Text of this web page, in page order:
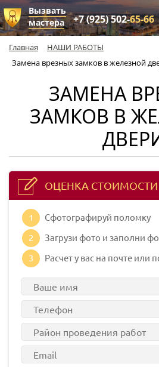
Вызвать
мастера
+7 (925) 502-65-66
Главная
НАШИ РАБОТЫ
Замена врезных замков в железной
ЗАМЕНА
ЗАМКОВ В
ОЦЕНКА
1
Сфотографируй поломку
2
Загрузи фото и заполни
3
Расчет у вас на почте или